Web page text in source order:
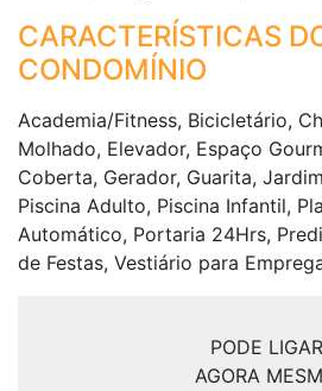
PODE LIGAR
AGORA
CARACTERÍSTICAS
CONDOMÍNIO
Academia/Fitness, Bicicletário,
Molhado, Elevador, Espaço
Coberta, Gerador, Guarita,
Piscina Adulto, Piscina Infantil,
Automático, Portaria 24Hrs,
de Festas, Vestiário para